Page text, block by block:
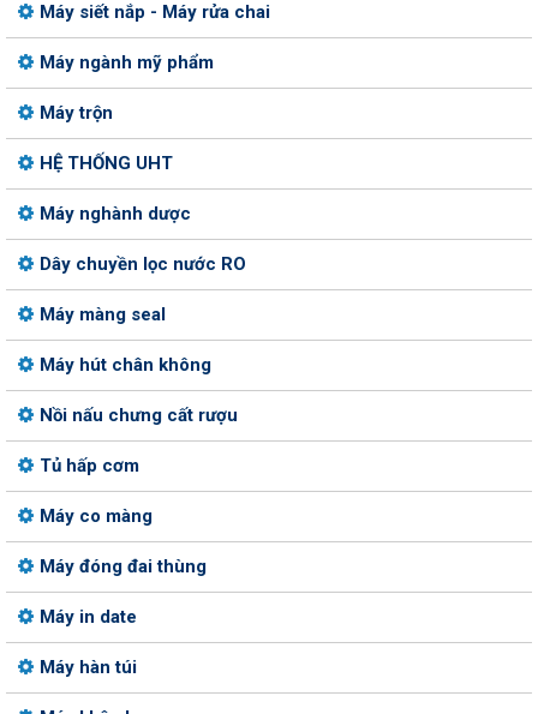
Máy siết nắp - Máy rửa chai
Máy ngành mỹ phẩm
Máy trộn
HỆ THỐNG UHT
Máy nghành dược
Dây chuyền lọc nước RO
Máy màng seal
Máy hút chân không
Nồi nấu chưng cất rượu
Tủ hấp cơm
Máy co màng
Máy đóng đai thùng
Máy in date
Máy hàn túi